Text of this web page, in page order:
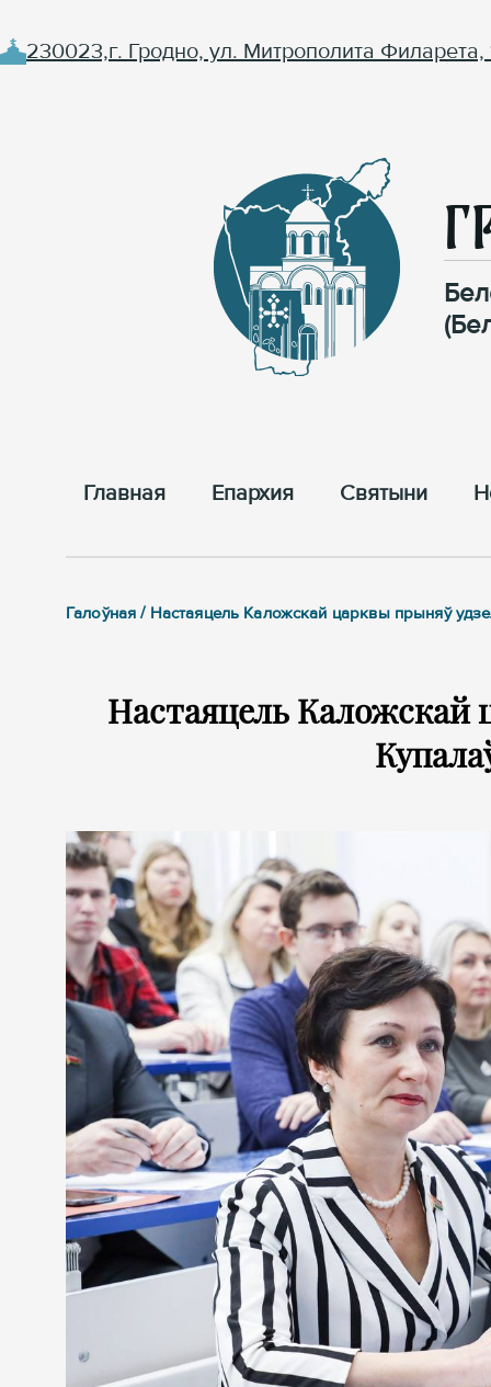
230023,г. Гродно, ул. Митрополита Филарета,
Главная Епархия Cвятыни
Галоўная / Настаяцель Каложскай царквы прыняў
Настаяцель Каложскай